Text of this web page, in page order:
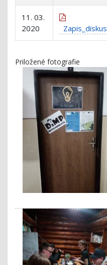
11. 03.
2020
Priložené fotografie